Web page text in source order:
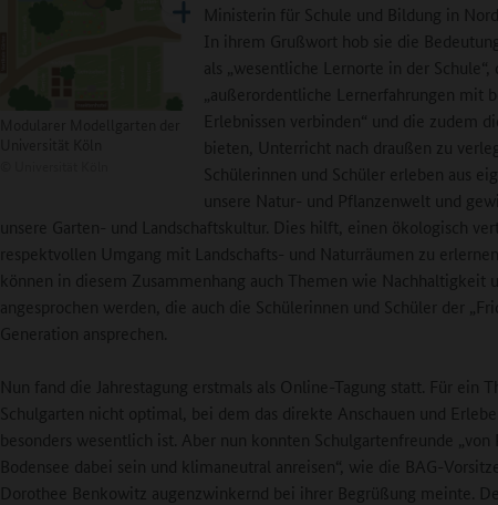
Ministerin für Schule und Bildung in
In ihrem Grußwort hob sie die
als „wesentliche Lernorte in der Schule“,
„außerordentliche Lernerfahrungen mit
Erlebnissen verbinden“ und die zudem
bieten, Unterricht nach draußen zu
Schülerinnen und Schüler erleben aus
unsere Natur- und Pflanzenwelt und
unsere Garten- und Landschaftskultur. Dies hilft, einen ökologisch
respektvollen Umgang mit Landschafts- und Naturräumen zu
können in diesem Zusammenhang auch Themen wie Nachhaltigkeit
angesprochen werden, die auch die Schülerinnen und Schüler der
Generation ansprechen.
Nun fand die Jahrestagung erstmals als Online-Tagung statt. Für ein
Schulgarten nicht optimal, bei dem das direkte Anschauen und
besonders wesentlich ist. Aber nun konnten Schulgartenfreunde „von
Bodensee dabei sein und klimaneutral anreisen“, wie die BAG-
Dorothee Benkowitz augenzwinkernd bei ihrer Begrüßung meinte.